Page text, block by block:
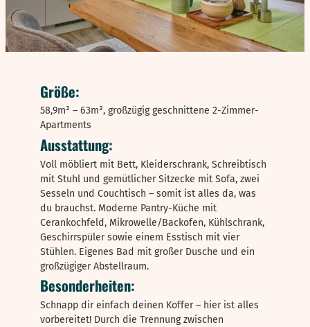
Größe:
58,9m² – 63m², großzügig geschnittene 2-Zimmer-
Apartments
Ausstattung:
Voll möbliert mit Bett, Kleiderschrank, Schreibtisch
mit Stuhl und gemütlicher Sitzecke mit Sofa, zwei
Sesseln und Couchtisch – somit ist alles da, was
du brauchst. Moderne Pantry-Küche mit
Cerankochfeld, Mikrowelle/Backofen, Kühlschrank,
Geschirrspüler sowie einem Esstisch mit vier
Stühlen. Eigenes Bad mit großer Dusche und ein
großzügiger Abstellraum.
Besonderheiten:
Schnapp dir einfach deinen Koffer – hier ist alles
vorbereitet! Durch die Trennung zwischen